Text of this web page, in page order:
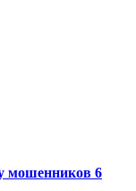
мошенников 6